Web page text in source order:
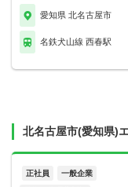
愛知県 北名古屋市
名鉄犬山線 西春駅
北名古屋市(愛知県)
正社員 一般企業